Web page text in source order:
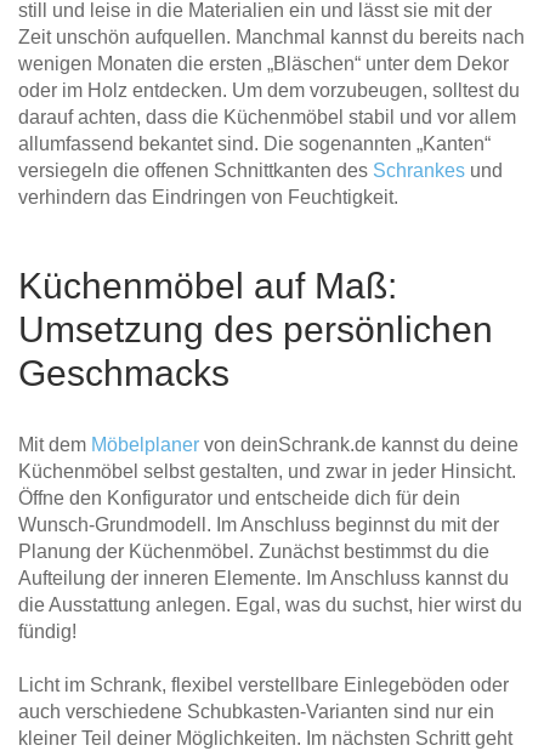
still und leise in die Materialien ein und lässt sie mit der
Zeit unschön aufquellen. Manchmal kannst du bereits nach
wenigen Monaten die ersten „Bläschen“ unter dem Dekor
oder im Holz entdecken. Um dem vorzubeugen, solltest du
darauf achten, dass die Küchenmöbel stabil und vor allem
allumfassend bekantet sind. Die sogenannten „Kanten“
versiegeln die offenen Schnittkanten des Schrankes und
verhindern das Eindringen von Feuchtigkeit.
Küchenmöbel auf Maß:
Umsetzung des persönlichen
Geschmacks
Mit dem Möbelplaner von deinSchrank.de kannst du deine
Küchenmöbel selbst gestalten, und zwar in jeder Hinsicht.
Öffne den Konfigurator und entscheide dich für dein
Wunsch-Grundmodell. Im Anschluss beginnst du mit der
Planung der Küchenmöbel. Zunächst bestimmst du die
Aufteilung der inneren Elemente. Im Anschluss kannst du
die Ausstattung anlegen. Egal, was du suchst, hier wirst du
fündig!
Licht im Schrank, flexibel verstellbare Einlegeböden oder
auch verschiedene Schubkasten-Varianten sind nur ein
kleiner Teil deiner Möglichkeiten. Im nächsten Schritt geht